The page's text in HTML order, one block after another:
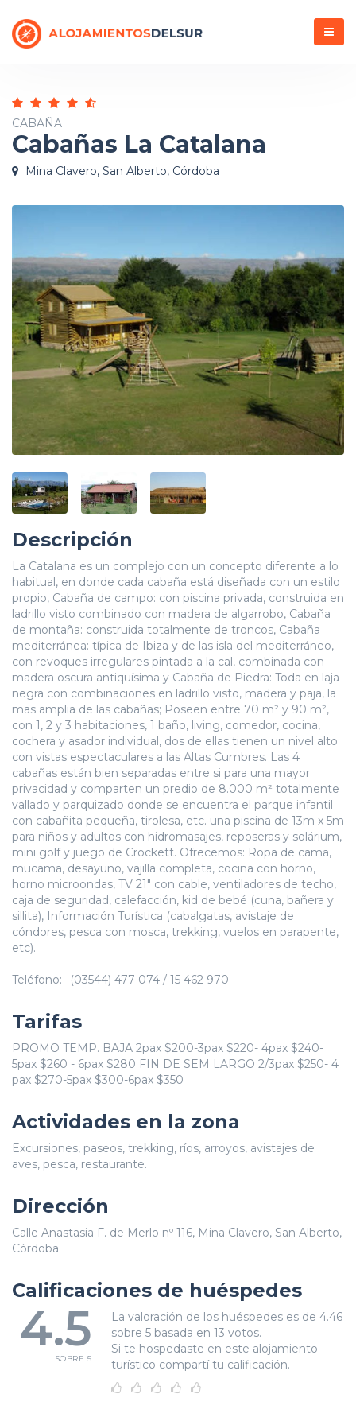
Menú
CABAÑA
Cabañas La Catalana
Mina Clavero, San Alberto, Córdoba
Descripción
La Catalana es un complejo con un concepto diferente a lo
habitual, en donde cada cabaña está diseñada con un estilo
propio, Cabaña de campo: con piscina privada, construida en
ladrillo visto combinado con madera de algarrobo, Cabaña
de montaña: construida totalmente de troncos, Cabaña
mediterránea: típica de Ibiza y de las isla del mediterráneo,
con revoques irregulares pintada a la cal, combinada con
madera oscura antiquísima y Cabaña de Piedra: Toda en laja
negra con combinaciones en ladrillo visto, madera y paja, la
mas amplia de las cabañas; Poseen entre 70 m² y 90 m²,
con 1, 2 y 3 habitaciones, 1 baño, living, comedor, cocina,
cochera y asador individual, dos de ellas tienen un nivel alto
con vistas espectaculares a las Altas Cumbres. Las 4
cabañas están bien separadas entre si para una mayor
privacidad y comparten un predio de 8.000 m² totalmente
vallado y parquizado donde se encuentra el parque infantil
con cabañita pequeña, tirolesa, etc. una piscina de 13m x 5m
para niños y adultos con hidromasajes, reposeras y solárium,
mini golf y juego de Crockett. Ofrecemos: Ropa de cama,
mucama, desayuno, vajilla completa, cocina con horno,
horno microondas, TV 21" con cable, ventiladores de techo,
caja de seguridad, calefacción, kid de bebé (cuna, bañera y
sillita), Información Turística (cabalgatas, avistaje de
cóndores, pesca con mosca, trekking, vuelos en parapente,
etc).
Teléfono: (03544) 477 074 / 15 462 970
Tarifas
PROMO TEMP. BAJA 2pax $200-3pax $220- 4pax $240-
5pax $260 - 6pax $280 FIN DE SEM LARGO 2/3pax $250- 4
pax $270-5pax $300-6pax $350
Actividades en la zona
Excursiones, paseos, trekking, ríos, arroyos, avistajes de
aves, pesca, restaurante.
Dirección
Calle Anastasia F. de Merlo nº 116, Mina Clavero, San Alberto,
Córdoba
Calificaciones de huéspedes
4.5
SOBRE 5
La valoración de los huéspedes es de 4.46
sobre 5 basada en 13 votos.
Si te hospedaste en este alojamiento
turístico compartí tu calificación.